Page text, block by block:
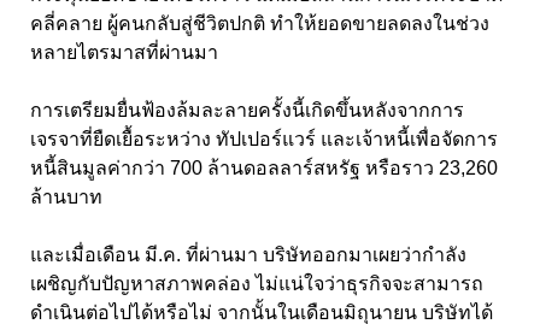
คลี่คลาย ผู้คนกลับสู่ชีวิตปกติ ทำให้ยอดขายลดลงในช่วง
หลายไตรมาสที่ผ่านมา
การเตรียมยื่นฟ้องล้มละลายครั้งนี้เกิดขึ้นหลังจากการ
เจรจาที่ยืดเยื้อระหว่าง ทัปเปอร์แวร์ และเจ้าหนี้เพื่อจัดการ
หนี้สินมูลค่ากว่า 700 ล้านดอลลาร์สหรัฐ หรือราว 23,260
ล้านบาท
และเมื่อเดือน มี.ค. ที่ผ่านมา บริษัทออกมาเผยว่ากำลัง
เผชิญกับปัญหาสภาพคล่อง ไม่แน่ใจว่าธุรกิจจะสามารถ
ดำเนินต่อไปได้หรือไม่ จากนั้นในเดือนมิถุนายน บริษัทได้